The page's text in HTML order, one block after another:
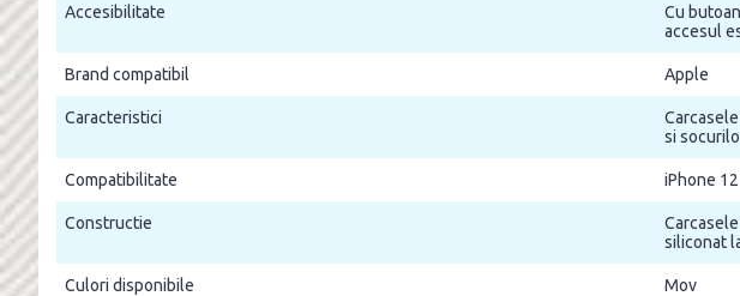
Accesibilitate
Cu
accesul
Brand compatibil Apple
Caracteristici
si
Compatibilitate iPhone
Constructie
siliconat
Culori disponibile Mov